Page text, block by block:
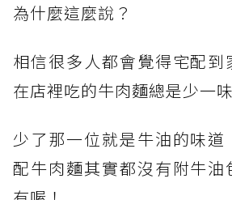
為什麼這麼說？
相信很多人都會覺得宅配到
在店裡吃的牛肉麵總是少一味
少了那一位就是牛油的味道
配牛肉麵其實都沒有附牛油